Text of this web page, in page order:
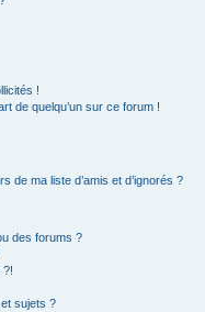
!
de quelqu’un sur ce forum !
de ma liste d’amis et d’ignorés ?
des forums ?
?!
sujets ?